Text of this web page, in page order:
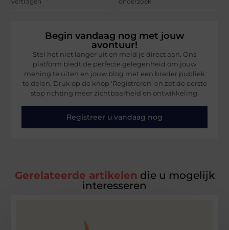
Begin vandaag nog met jouw
avontuur!
Stel het niet langer uit en meld je direct aan. Ons
platform biedt de perfecte gelegenheid om jouw
mening te uiten en jouw blog met een breder publiek
te delen. Druk op de knop ‘Registreren’ en zet de eerste
stap richting meer zichtbaarheid en ontwikkeling.
Registreer u vandaag nog
Gerelateerde artikelen die u mogelijk
interesseren